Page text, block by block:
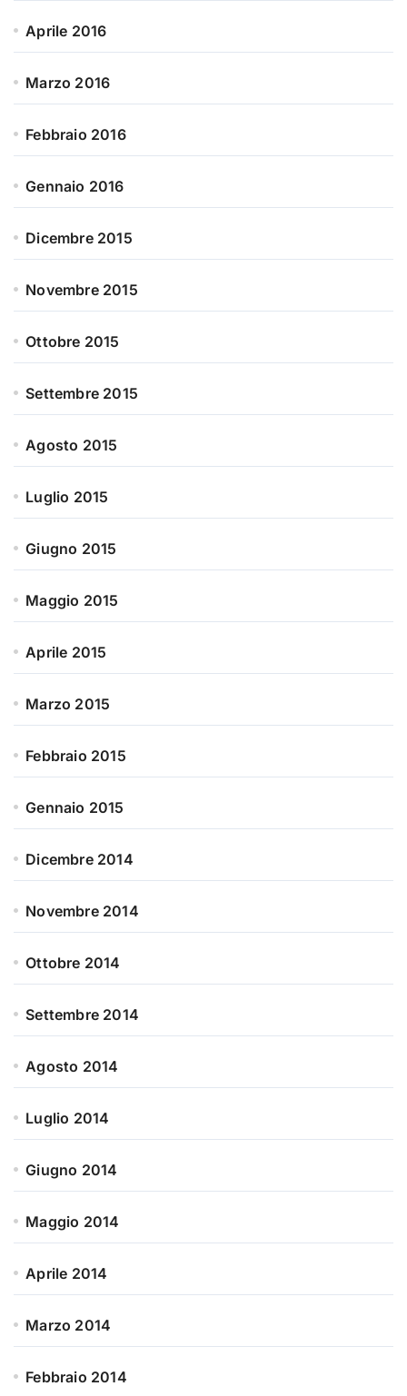
Aprile 2016
Marzo 2016
Febbraio 2016
Gennaio 2016
Dicembre 2015
Novembre 2015
Ottobre 2015
Settembre 2015
Agosto 2015
Luglio 2015
Giugno 2015
Maggio 2015
Aprile 2015
Marzo 2015
Febbraio 2015
Gennaio 2015
Dicembre 2014
Novembre 2014
Ottobre 2014
Settembre 2014
Agosto 2014
Luglio 2014
Giugno 2014
Maggio 2014
Aprile 2014
Marzo 2014
Febbraio 2014